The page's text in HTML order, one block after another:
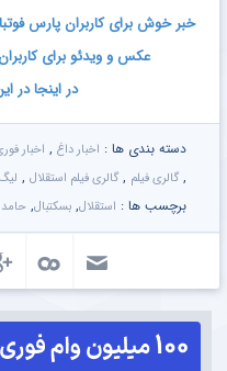
خبر خوش برای کاربران پارس
عکس و ویدئو برای
در اینجا در
دسته بندی ها : اخبار داغ , اخبار
, گالری فیلم , گالری فیلم استقلال ,
برچسب ها : استقلال, بسکتبال,